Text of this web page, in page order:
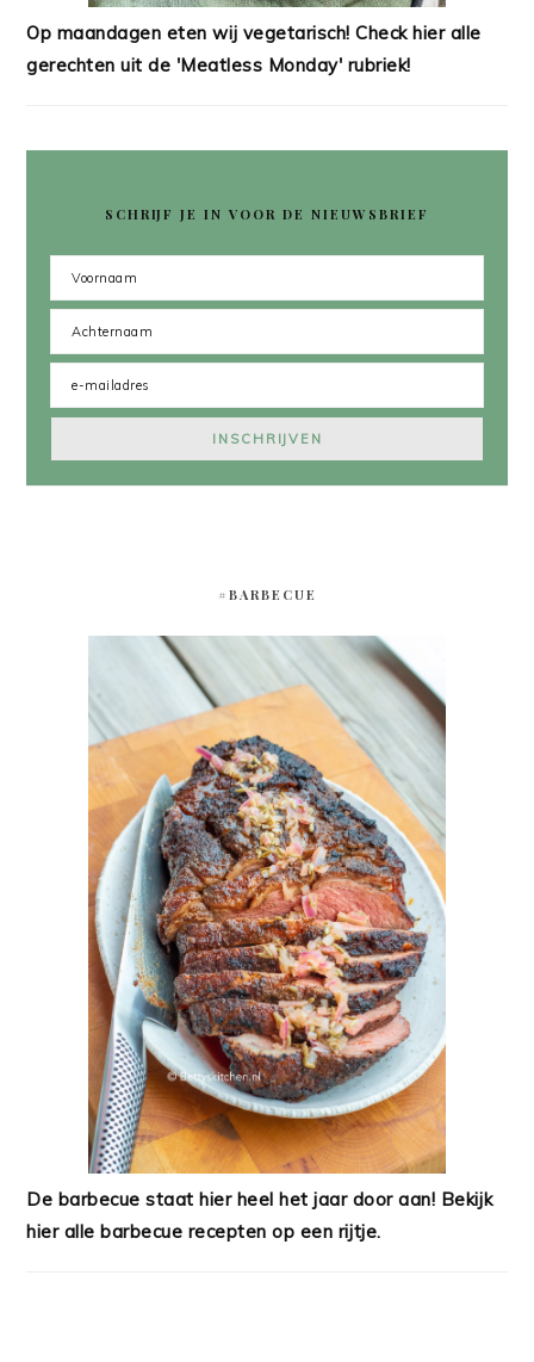
Op maandagen eten wij vegetarisch! Check hier alle
gerechten uit de 'Meatless Monday' rubriek!
SCHRIJF JE IN VOOR DE NIEUWSBRIEF
#BARBECUE
De barbecue staat hier heel het jaar door aan! Bekijk
hier alle barbecue recepten op een rijtje.